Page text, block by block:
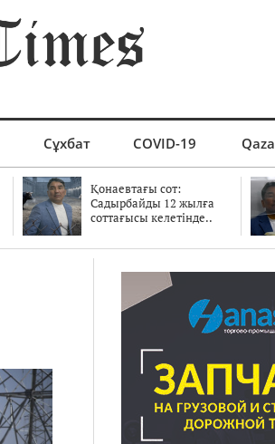
Сұхбат COVID-19
Қонаевтағы сот:
Садырбайды 12 жылға
соттағысы келетінде..